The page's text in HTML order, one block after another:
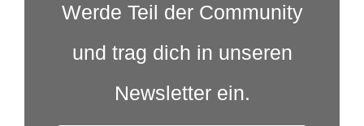
Werde Teil der Community
und trag dich in unseren
Newsletter ein.